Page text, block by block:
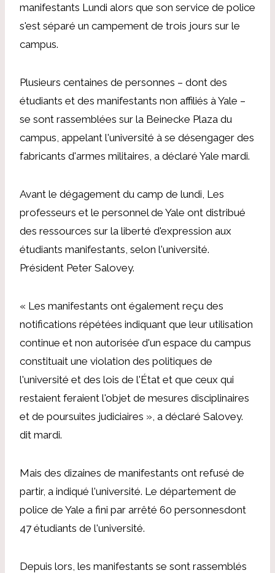
manifestants Lundi alors que son service de police
s'est séparé un campement de trois jours sur le
campus.
Plusieurs centaines de personnes – dont des
étudiants et des manifestants non affiliés à Yale –
se sont rassemblées sur la Beinecke Plaza du
campus, appelant l'université à se désengager des
fabricants d'armes militaires, a déclaré Yale mardi.
Avant le dégagement du camp de lundi, Les
professeurs et le personnel de Yale ont distribué
des ressources sur la liberté d'expression aux
étudiants manifestants, selon l'université.
Président Peter Salovey.
« Les manifestants ont également reçu des
notifications répétées indiquant que leur utilisation
continue et non autorisée d'un espace du campus
constituait une violation des politiques de
l'université et des lois de l'État et que ceux qui
restaient feraient l'objet de mesures disciplinaires
et de poursuites judiciaires », a déclaré Salovey.
dit mardi.
Mais des dizaines de manifestants ont refusé de
partir, a indiqué l'université. Le département de
police de Yale a fini par arrêté 60 personnesdont
47 étudiants de l'université.
Depuis lors, les manifestants se sont rassemblés